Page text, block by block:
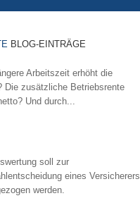
BLOG-EINTRÄGE
Arbeitszeit erhöht die
Die zusätzliche Betriebsrente
Und durch...
soll zur
eines Versicherers
werden.